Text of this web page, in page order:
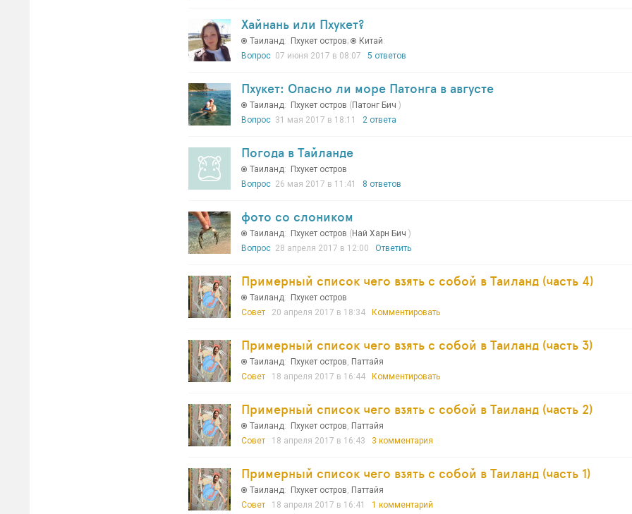
Хайнань или Пхукет?
Таиланд: Пхукет остров; Китай:
Вопрос 07 июня 2017 в 08:07 5 ответов
Пхукет: Опасно ли море Патонга в августе
Таиланд: Пхукет остров (Патонг Бич )
Вопрос 31 мая 2017 в 18:11 2 ответа
Погода в Тайланде
Таиланд: Пхукет остров
Вопрос 26 мая 2017 в 11:41 8 ответов
фото со слоником
Таиланд: Пхукет остров (Най Харн Бич )
Вопрос 28 апреля 2017 в 12:00 Ответить
Примерный список чего взять с собой в Таиланд (часть 4)
Таиланд: Пхукет остров
Совет 20 апреля 2017 в 18:34 Комментировать
Примерный список чего взять с собой в Таиланд (часть 3)
Таиланд: Пхукет остров Паттайя
Совет 18 апреля 2017 в 16:44 Комментировать
Примерный список чего взять с собой в Таиланд (часть 2)
Таиланд: Пхукет остров Паттайя
Совет 18 апреля 2017 в 16:43 3 комментария
Примерный список чего взять с собой в Таиланд (часть 1)
Таиланд: Пхукет остров Паттайя
Совет 18 апреля 2017 в 16:41 1 комментарий